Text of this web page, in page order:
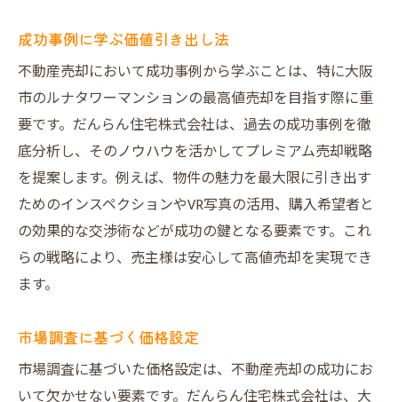
成功事例に学ぶ価値引き出し法
不動産売却において成功事例から学ぶことは、特に大阪
市のルナタワーマンションの最高値売却を目指す際に重
要です。だんらん住宅株式会社は、過去の成功事例を徹
底分析し、そのノウハウを活かしてプレミアム売却戦略
を提案します。例えば、物件の魅力を最大限に引き出す
ためのインスペクションやVR写真の活用、購入希望者と
の効果的な交渉術などが成功の鍵となる要素です。これ
らの戦略により、売主様は安心して高値売却を実現でき
ます。
市場調査に基づく価格設定
市場調査に基づいた価格設定は、不動産売却の成功にお
いて欠かせない要素です。だんらん住宅株式会社は、大